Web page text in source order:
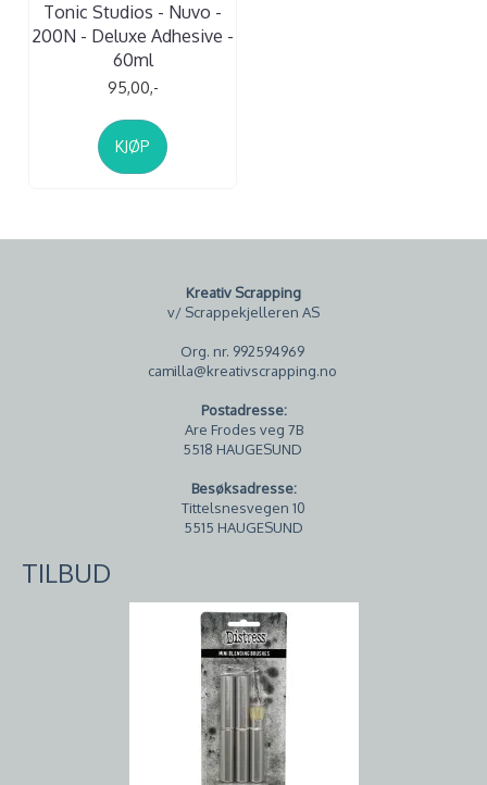
Tonic Studios - Nuvo -
200N - Deluxe Adhesive -
60ml
95,00,-
KJØP
Kreativ Scrapping
v/ Scrappekjelleren AS
Org. nr. 992594969
camilla@kreativscrapping.no
Postadresse:
Are Frodes veg 7B
5518 HAUGESUND
Besøksadresse:
Tittelsnesvegen 10
5515 HAUGESUND
TILBUD